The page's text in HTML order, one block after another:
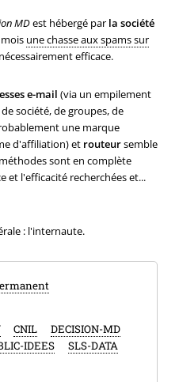
MDest hébergé par la société
une chasse aux spams sur
efficace.
e-mail (via un empilement
société, de groupes, de
une marque
d'affiliation) et routeursemble
sont en complète
et l'efficacité recherchées et...
: l'internaute.
CNIL
DECISION-MD
IDEES
SLS-DATA